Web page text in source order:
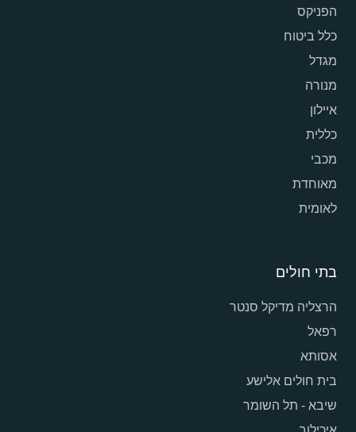
הפניקס
כלל ביטוח
מגדל
מנורה
איילון
כללית
מכבי
מאוחדת
לאומית
בתי חולים
הרצליה מדיקל סנטר
רפאל
אסותא
בית חולים אלישע
שיבא - תל השומר